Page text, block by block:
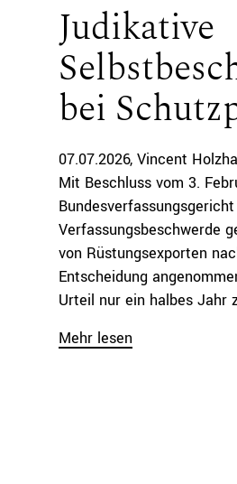
Judikative
bei
07.07.2026 Vincent
Mit Beschluss vom 3.
Verfassungsbeschwerde
von Rüstungsexporten
Entscheidung
Urteil nur ein halbes Jahr
Mehr lesen